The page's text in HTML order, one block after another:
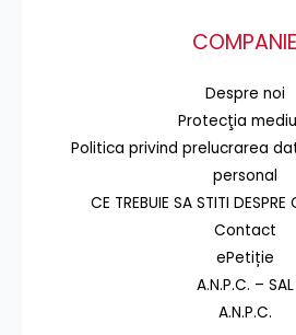
COMPANIE
Despre noi
Protecţia
Politica privind prelucrarea
personal
CE TREBUIE SA STITI
Contact
ePetiție
A.N.P.C. – SAL
A.N.P.C.